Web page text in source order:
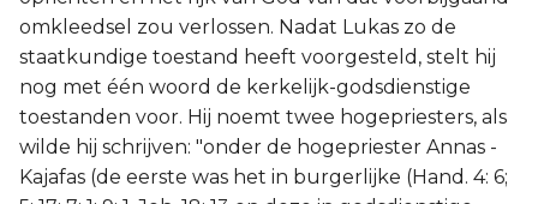
omkleedsel zou verlossen. Nadat Lukas zo de
staatkundige toestand heeft voorgesteld, stelt hij
nog met één woord de kerkelijk-godsdienstige
toestanden voor. Hij noemt twee hogepriesters, als
wilde hij schrijven: "onder de hogepriester Annas -
Kajafas (de eerste was het in burgerlijke (Hand. 4: 6;